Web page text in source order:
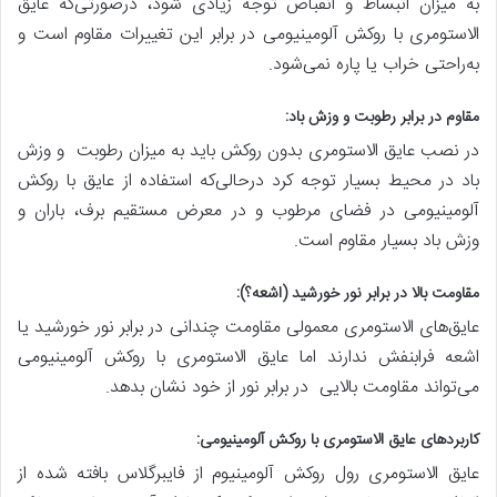
الاستومری با روکش آلومینیومی در برابر این تغییرات مقاوم است و
به‌راحتی خراب یا پاره نمی‌شود.
مقاوم در برابر رطوبت و وزش باد:
در نصب عایق الاستومری بدون روکش باید به میزان رطوبت و وزش
باد در محیط بسیار توجه کرد درحالی‌که استفاده از عایق با روکش
آلومینیومی در فضای مرطوب و در معرض مستقیم برف، باران و
وزش باد بسیار مقاوم است.
مقاومت بالا در برابر نور خورشید (اشعه؟):
عایق‌های الاستومری معمولی مقاومت چندانی در برابر نور خورشید یا
اشعه فرابنفش ندارند اما عایق الاستومری با روکش آلومینیومی
می‌تواند مقاومت بالایی در برابر نور از خود نشان بدهد.
کاربردهای عایق الاستومری با روکش آلومینیومی:
عایق الاستومری رول روکش آلومینیوم از فایبرگلاس بافته شده از